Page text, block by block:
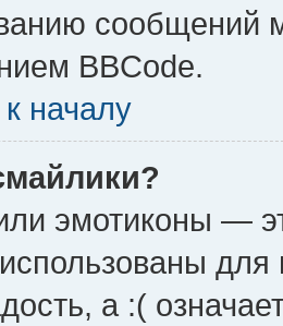
сообщений
BBCode.
началу
эмотиконы —
а :(